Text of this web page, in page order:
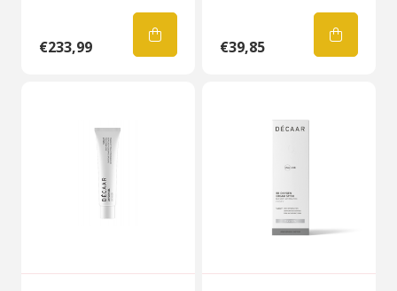
€233,99 €39,85